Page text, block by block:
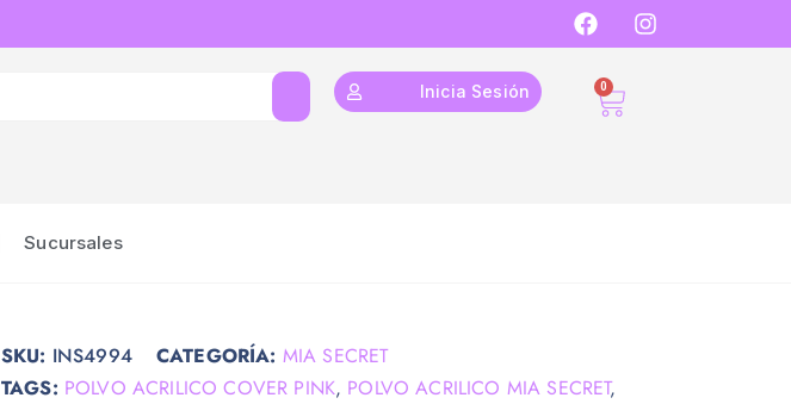
Inicia Sesión 0
Sucursales
SKU: INS4994 CATEGORÍA: MIA SECRET
TAGS: POLVO ACRILICO COVER PINK, POLVO ACRILICO MIA SECRET,